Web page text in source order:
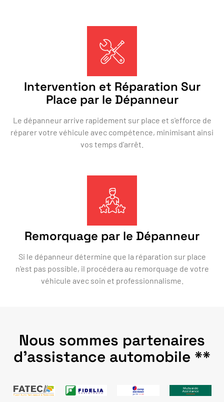
Intervention et Réparation Sur
Place par le Dépanneur
Le dépanneur arrive rapidement sur place et s'efforce de
réparer votre véhicule avec compétence, minimisant ainsi
vos temps d'arrêt.
Remorquage par le Dépanneur
Si le dépanneur détermine que la réparation sur place
n'est pas possible, il procédera au remorquage de votre
véhicule avec soin et professionnalisme.
Nous sommes partenaires
d'assistance automobile **